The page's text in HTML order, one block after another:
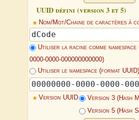
UUID défini (version 3 et 5)
Nom/Mot/Chaine de caractères à
Utiliser la racine comme
0000-0000-000000000000)
Utiliser le namespace (format
Version UUID
Version 3 (Hash
Version 5 (Hash